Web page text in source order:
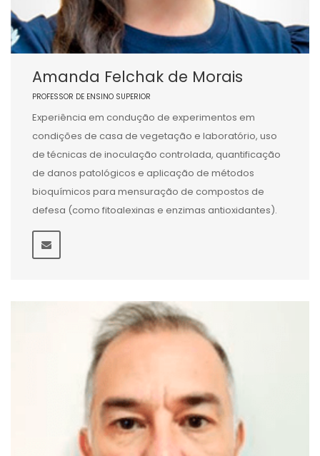
Amanda Felchak de Morais
PROFESSOR DE ENSINO SUPERIOR
Experiência em condução de experimentos em
condições de casa de vegetação e laboratório, uso
de técnicas de inoculação controlada, quantificação
de danos patológicos e aplicação de métodos
bioquímicos para mensuração de compostos de
defesa (como fitoalexinas e enzimas antioxidantes).